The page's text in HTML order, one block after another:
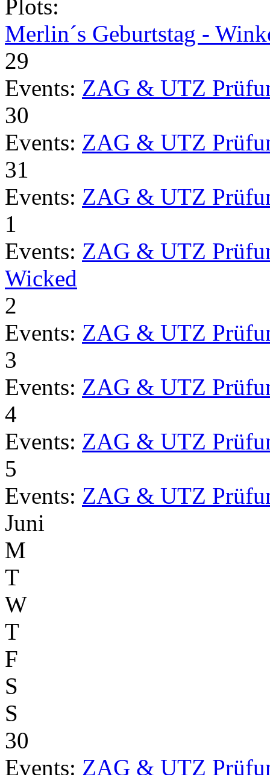
Plots:
Merlin´s Geburtstag -
29
Events: ZAG & UTZ
30
Events: ZAG & UTZ
31
Events: ZAG & UTZ
1
Events: ZAG & UTZ
Wicked
2
Events: ZAG & UTZ
3
Events: ZAG & UTZ
4
Events: ZAG & UTZ
5
Events: ZAG & UTZ
Juni
M
T
W
T
F
S
S
30
Events: ZAG & UTZ